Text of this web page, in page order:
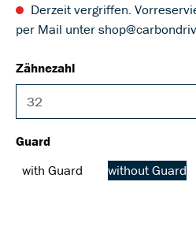
Derzeit vergriffen.
per Mail unter
Zähnezahl
Guard
with Guard
without Guard